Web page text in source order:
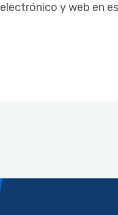
y web en